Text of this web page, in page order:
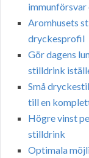
immunförsvar
Aromhusets
dryckesprofil
Gör dagens
stilldrink
Små
till en
Högre vinst
stilldrink
Optimala